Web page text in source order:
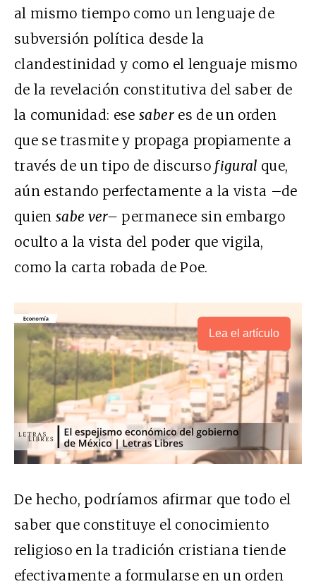
al mismo tiempo como un lenguaje de
subversión política desde la
clandestinidad y como el lenguaje mismo
de la revelación constitutiva del saber de
la comunidad: esesaberes de un orden
que se trasmite y propaga propiamente a
través de un tipo de discurso figural que,
aún estando perfectamente a la vista –de
quiensabe ver– permanece sin embargo
oculto a la vista del poder que vigila,
como la carta robada de Poe.
Lea el artículo
De hecho, podríamos afirmar que todo el
saber que constituye el conocimiento
religioso en la tradición cristiana tiende
efectivamente a formularse en un orden